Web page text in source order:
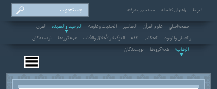
العربیة راهنمای کتابخانه جستجوی پیشرفته
صفحه‌اصلی علوم القرآن التفاسير الحديث وعلومه التوحيد والعقيدة
الفرق
والأديان والردود
الاحکام الفقه التزكية والأخلاق والآداب همه‌گروه‌ها
نویسندگان
الوهابية
همه‌گروه‌ها نویسندگان